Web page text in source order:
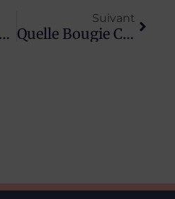
Les Bougies Parfumées Sont-Elles Toxiques ?
Suivant
Quelle Bougie Choisir Selon Ton Humeur Du Moment ? On Te Dit Tout !